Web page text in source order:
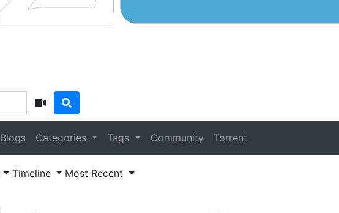
Blogs Categories Tags Community Torrent
Timeline Most Recent